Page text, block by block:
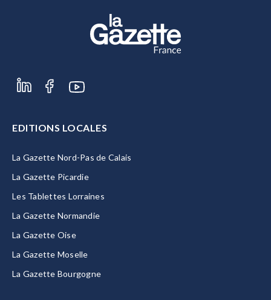
EDITIONS LOCALES
La Gazette Nord-Pas de Calais
La Gazette Picardie
Les Tablettes Lorraines
La Gazette Normandie
La Gazette Oise
La Gazette Moselle
La Gazette Bourgogne